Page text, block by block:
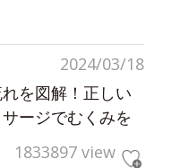
2024/03/18
を図解！正しい
ージでむくみを
1833897 view